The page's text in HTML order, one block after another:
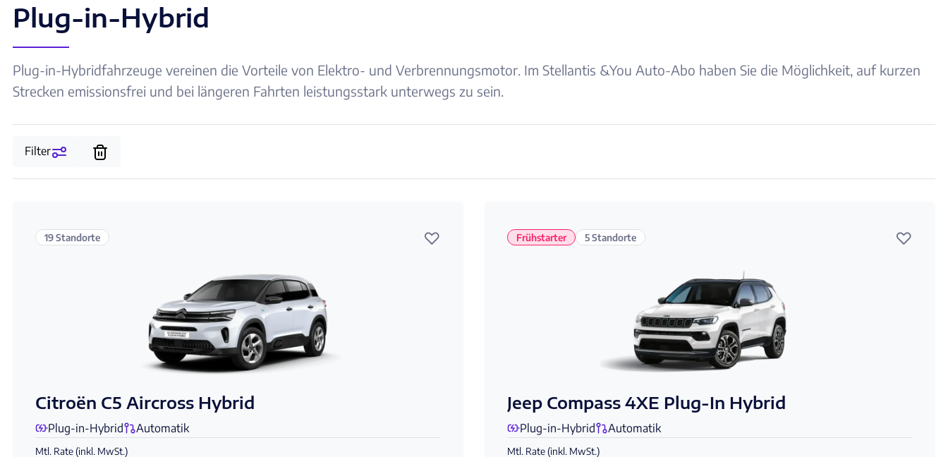
Plug-in-Hybrid
Plug-in-Hybridfahrzeuge vereinen die Vorteile von Elektro- und Verbrennungsmotor. Im Stellantis &You Auto-Abo haben Sie die Möglichkeit, auf kurzen
Strecken emissionsfrei und bei längeren Fahrten leistungsstark unterwegs zu sein.
Filter
19 Standorte ♡
Citroën C5 Aircross Hybrid
Plug-in-Hybrid Automatik
Mtl. Rate (inkl. MwSt.)
Frühstarter 5 Standorte ♡
Jeep Compass 4XE Plug-In Hybrid
Plug-in-Hybrid Automatik
Mtl. Rate (inkl. MwSt.)